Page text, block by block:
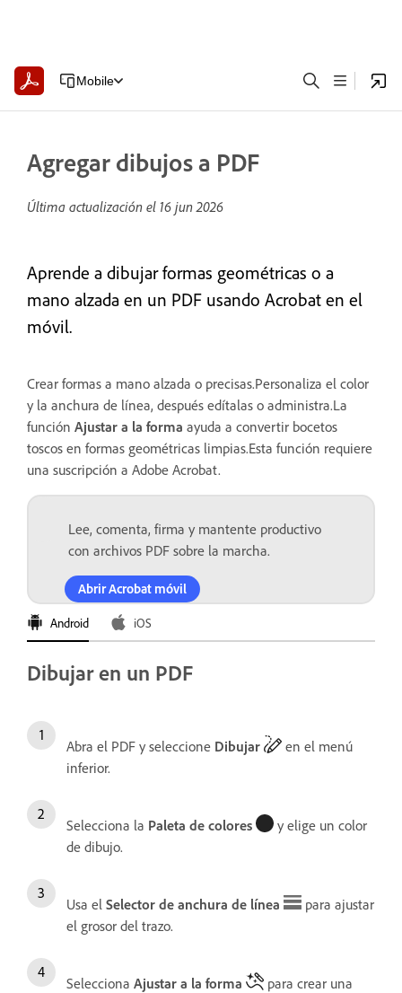
Mobile
Agregar dibujos a PDF
Última actualización el 16 jun 2026
Aprende a dibujar formas geométricas o a
mano alzada en un PDF usando Acrobat en el
móvil.
Crear formas a mano alzada o precisas.Personaliza el color
y la anchura de línea, después edítalas o administra.La
función Ajustar a la forma ayuda a convertir bocetos
toscos en formas geométricas limpias.Esta función requiere
una suscripción a Adobe Acrobat.
Lee, comenta, firma y mantente productivo
con archivos PDF sobre la marcha.
Abrir Acrobat móvil
Android iOS
Dibujar en un PDF
Abra el PDF y seleccione Dibujar
en el menú
inferior.
Selecciona la Paleta de colores
y elige un color
de dibujo.
Usa el Selector de anchura de línea
para ajustar
el grosor del trazo.
Selecciona Ajustar a la forma
para crear una